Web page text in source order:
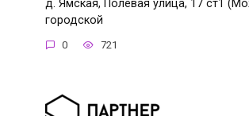
д. Ямская, Полевая улица, 17 ст1
городской
0 721